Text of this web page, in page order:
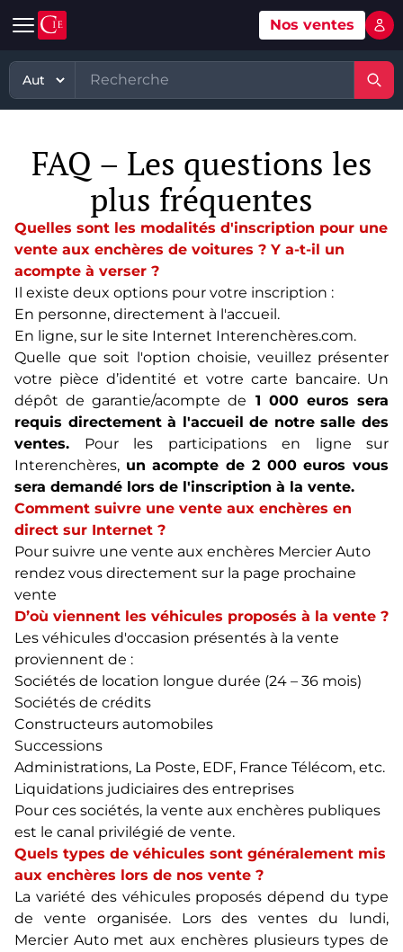
Automobile
Voitures d'occasion
Véhicules tout terrain et 4x4 d'occasion
Motos et quads d'occasion
Voitures de luxe d'occasion
Véhicules utilitaires d'occasion
Grande vente mobilier objets
Ventes XXème
Vente courante hebdo
Bijoux & Mode
Vins & Spiritueux
Spécialités
Matériel, équipement
Matériel professionnel
Stock et marchandises neuves et
d’occasions
Usines & industries
Biens incorporels
TP
Nos ventes
FAQ – Les questions les
plus fréquentes
Quelles sont les modalités d'inscription pour une
vente aux enchères de voitures ? Y a-t-il un
acompte à verser ?
Il existe deux options pour votre inscription :
En personne, directement à l'accueil.
En ligne, sur le site Internet Interenchères.com.
Quelle que soit l'option choisie, veuillez présenter
votre pièce d’identité et votre carte bancaire. Un
dépôt de garantie/acompte de 1 000 euros sera
requis directement à l'accueil de notre salle des
ventes. Pour les participations en ligne sur
Interenchères, un acompte de 2 000 euros vous
sera demandé lors de l'inscription à la vente.
Comment suivre une vente aux enchères en
direct sur Internet ?
Pour suivre une vente aux enchères Mercier Auto
rendez vous directement sur la page prochaine
vente
D’où viennent les véhicules proposés à la vente ?
Les véhicules d'occasion présentés à la vente
proviennent de :
Sociétés de location longue durée (24 – 36 mois)
Sociétés de crédits
Constructeurs automobiles
Successions
Administrations, La Poste, EDF, France Télécom, etc.
Liquidations judiciaires des entreprises
Pour ces sociétés, la vente aux enchères publiques
est le canal privilégié de vente.
Quels types de véhicules sont généralement mis
aux enchères lors de nos vente ?
La variété des véhicules proposés dépend du type
de vente organisée. Lors des ventes du lundi,
Mercier Auto met aux enchères plusieurs types de